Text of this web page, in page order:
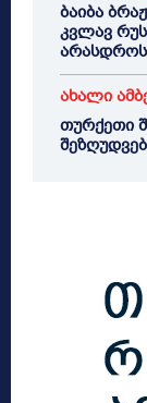
ბაიბა
კვლავ
ახალი
თურქეთი